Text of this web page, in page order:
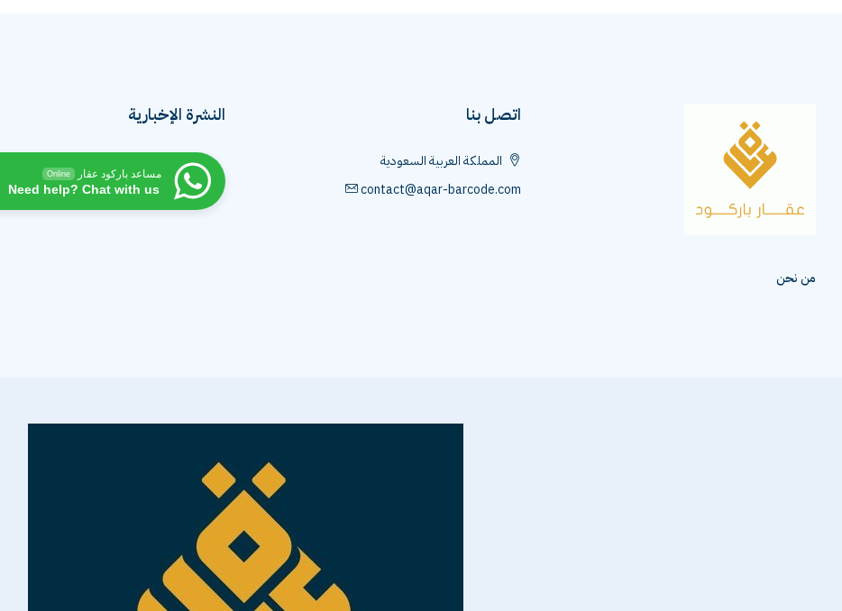
من نحن
اتصل بنا
المملكة العربية السعودية
contact@aqar-barcode.com
النشرة الإخبارية
مساعد باركود عقار Online
Need help? Chat with us